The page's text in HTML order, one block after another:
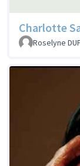
Charlotte
Roselyne